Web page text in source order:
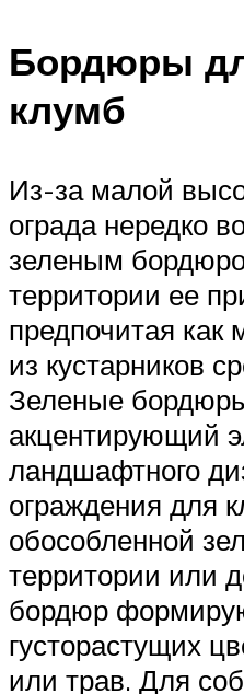
Бордюры
клумб
Из-за малой
ограда нередко
зеленым
территории ее
предпочитая как
из кустарников
Зеленые
акцентирующий
ландшафтного
ограждения для
обособленной
территории или
бордюр
густорастущих
или трав. Для